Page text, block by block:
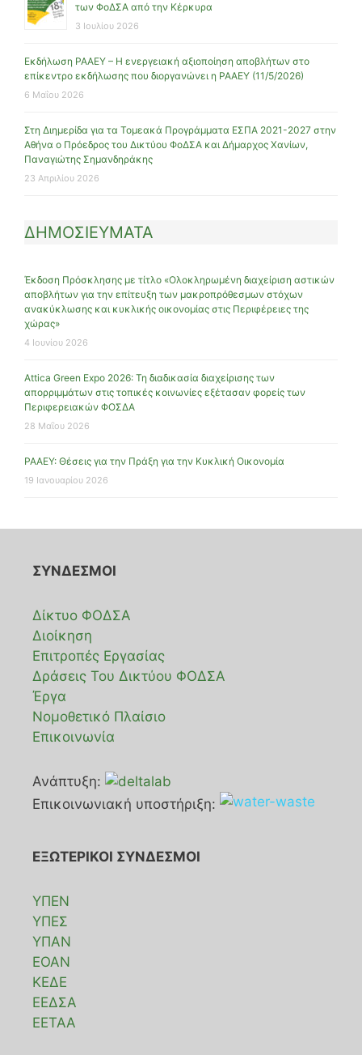
των ΦοΔΣΑ από την Κέρκυρα
3 Ιουλίου 2026
Εκδήλωση ΡΑΑΕΥ – Η ενεργειακή αξιοποίηση αποβλήτων στο
επίκεντρο εκδήλωσης που διοργανώνει η ΡΑΑΕΥ (11/5/2026)
6 Μαΐου 2026
Στη Διημερίδα για τα Τομεακά Προγράμματα ΕΣΠΑ 2021-2027 στην
Αθήνα ο Πρόεδρος του Δικτύου ΦοΔΣΑ και Δήμαρχος Χανίων,
Παναγιώτης Σημανδηράκης
23 Απριλίου 2026
ΔΗΜΟΣΙΕΥΜΑΤΑ
Έκδοση Πρόσκλησης με τίτλο «Ολοκληρωμένη διαχείριση αστικών
αποβλήτων για την επίτευξη των μακροπρόθεσμων στόχων
ανακύκλωσης και κυκλικής οικονομίας στις Περιφέρειες της
χώρας»
4 Ιουνίου 2026
Attica Green Expo 2026: Τη διαδικασία διαχείρισης των
απορριμμάτων στις τοπικές κοινωνίες εξέτασαν φορείς των
Περιφερειακών ΦΟΣΔΑ
28 Μαΐου 2026
ΡΑΑΕΥ: Θέσεις για την Πράξη για την Κυκλική Οικονομία
19 Ιανουαρίου 2026
ΣΥΝΔΕΣΜΟΙ
Δίκτυο ΦΟΔΣΑ
Διοίκηση
Επιτροπές Εργασίας
Δράσεις Του Δικτύου ΦΟΔΣΑ
Έργα
Νομοθετικό Πλαίσιο
Επικοινωνία
Ανάπτυξη:
Επικοινωνιακή υποστήριξη:
ΕΞΩΤΕΡΙΚΟΙ ΣΥΝΔΕΣΜΟΙ
ΥΠΕΝ
ΥΠΕΣ
ΥΠΑΝ
ΕΟΑΝ
ΚΕΔΕ
ΕΕΔΣΑ
ΕΕΤΑΑ